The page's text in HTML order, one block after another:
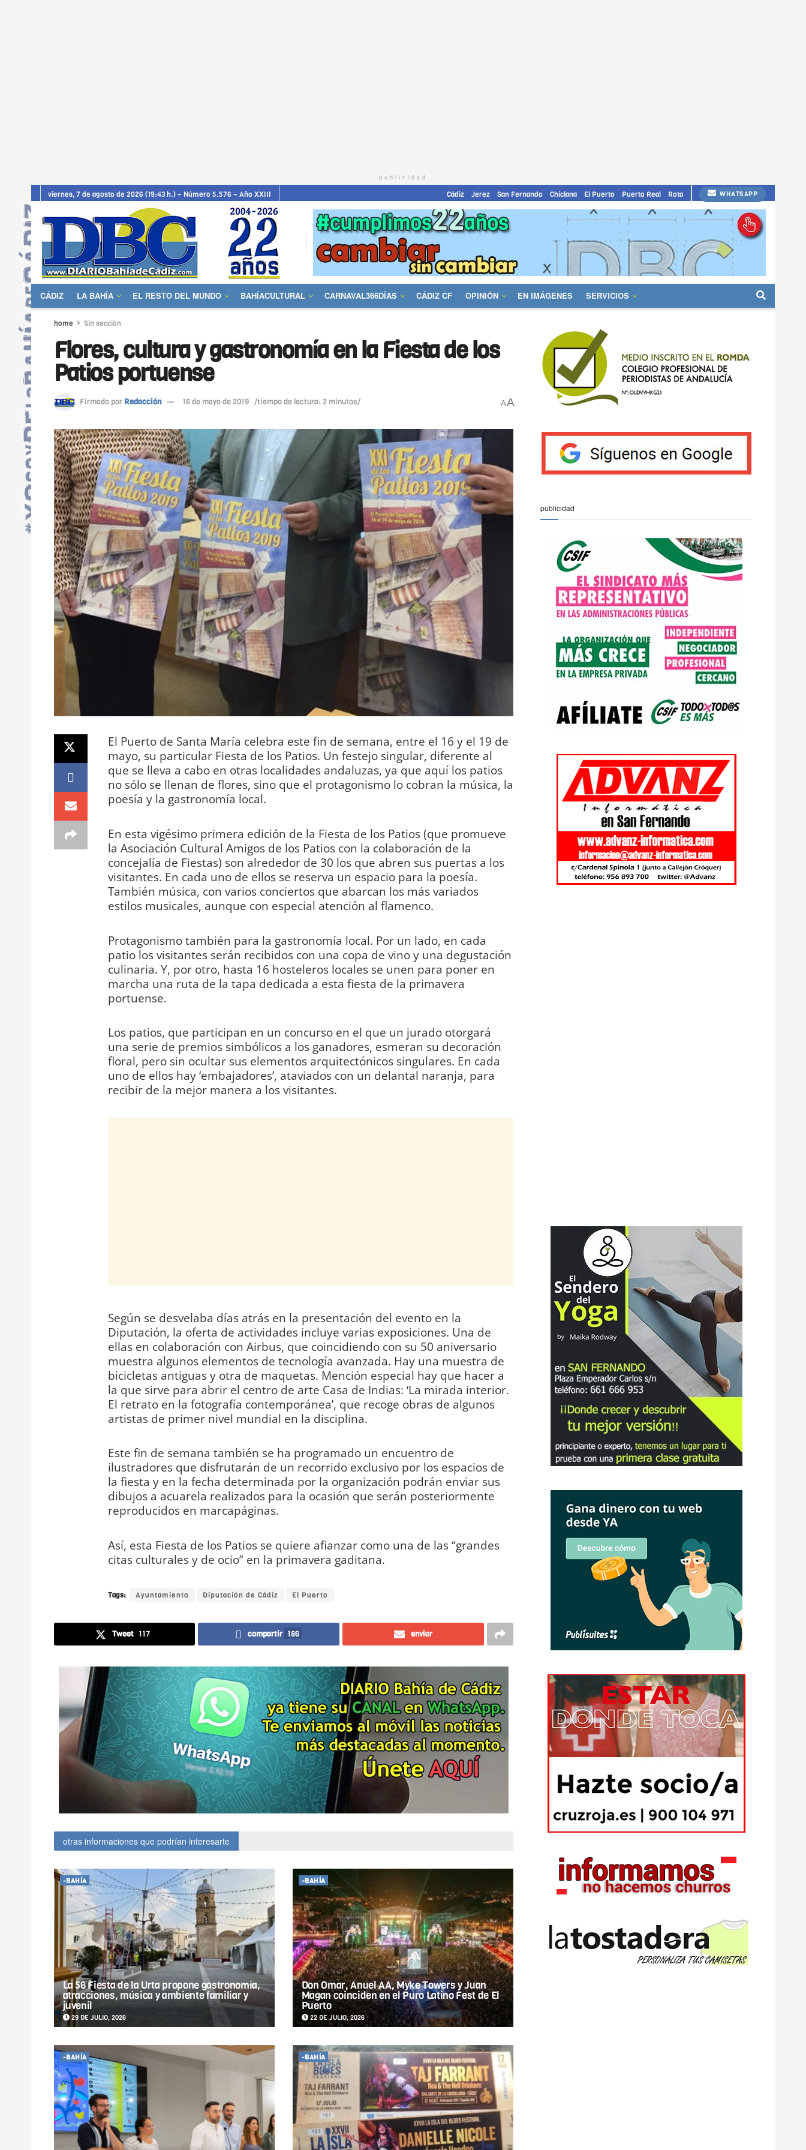
publicidad
viernes, 7 de agosto de 2026 (19:43 h.) – Número 5.576 – Año XXIII Cádiz Jerez San Fernando Chiclana El Puerto Puerto Real Rota WHATSAPP
CÁDIZ LA BAHÍA EL RESTO DEL MUNDO BAHÍACULTURAL CARNAVAL366DÍAS CÁDIZ CF OPINIÓN EN IMÁGENES SERVICIOS
home Sin sección
Flores, cultura y gastronomía en la Fiesta de los
Patios portuense
Firmado por Redacción 16 de mayo de 2019 /tiempo de lectura: 2 minutos/ AA
El Puerto de Santa María celebra este fin de semana, entre el 16 y el 19 de
mayo, su particular Fiesta de los Patios. Un festejo singular, diferente al
que se lleva a cabo en otras localidades andaluzas, ya que aquí los patios
no sólo se llenan de flores, sino que el protagonismo lo cobran la música, la
poesía y la gastronomía local.
En esta vigésimo primera edición de la Fiesta de los Patios (que promueve
la Asociación Cultural Amigos de los Patios con la colaboración de la
concejalía de Fiestas) son alrededor de 30 los que abren sus puertas a los
visitantes. En cada uno de ellos se reserva un espacio para la poesía.
También música, con varios conciertos que abarcan los más variados
estilos musicales, aunque con especial atención al flamenco.
Protagonismo también para la gastronomía local. Por un lado, en cada
patio los visitantes serán recibidos con una copa de vino y una degustación
culinaria. Y, por otro, hasta 16 hosteleros locales se unen para poner en
marcha una ruta de la tapa dedicada a esta fiesta de la primavera
portuense.
Los patios, que participan en un concurso en el que un jurado otorgará
una serie de premios simbólicos a los ganadores, esmeran su decoración
floral, pero sin ocultar sus elementos arquitectónicos singulares. En cada
uno de ellos hay ‘embajadores’, ataviados con un delantal naranja, para
recibir de la mejor manera a los visitantes.
Según se desvelaba días atrás en la presentación del evento en la
Diputación, la oferta de actividades incluye varias exposiciones. Una de
ellas en colaboración con Airbus, que coincidiendo con su 50 aniversario
muestra algunos elementos de tecnología avanzada. Hay una muestra de
bicicletas antiguas y otra de maquetas. Mención especial hay que hacer a
la que sirve para abrir el centro de arte Casa de Indias: ‘La mirada interior.
El retrato en la fotografía contemporánea’, que recoge obras de algunos
artistas de primer nivel mundial en la disciplina.
Este fin de semana también se ha programado un encuentro de
ilustradores que disfrutarán de un recorrido exclusivo por los espacios de
la fiesta y en la fecha determinada por la organización podrán enviar sus
dibujos a acuarela realizados para la ocasión que serán posteriormente
reproducidos en marcapáginas.
Así, esta Fiesta de los Patios se quiere afianzar como una de las “grandes
citas culturales y de ocio” en la primavera gaditana.
Tags: Ayuntamiento Diputación de Cádiz El Puerto
Tweet 117 compartir 186 enviar
otras informaciones que podrían interesarte
-BAHÍA
La 56 Fiesta de la Urta propone gastronomía,
atracciones, música y ambiente familiar y
juvenil
29 DE JULIO, 2026
-BAHÍA
Don Omar, Anuel AA, Myke Towers y Juan
Magan coinciden en el Puro Latino Fest de El
Puerto
22 DE JULIO, 2026
-BAHÍA -BAHÍA
publicidad